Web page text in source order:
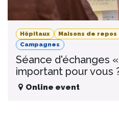
Hôpitaux Maisons de
Campagnes
Séance d'échanges
important pour vous
Online event